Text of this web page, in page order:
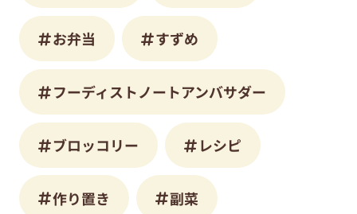
お弁当 すずめ
フーディストノートアンバサダー
ブロッコリー レシピ
作り置き 副菜